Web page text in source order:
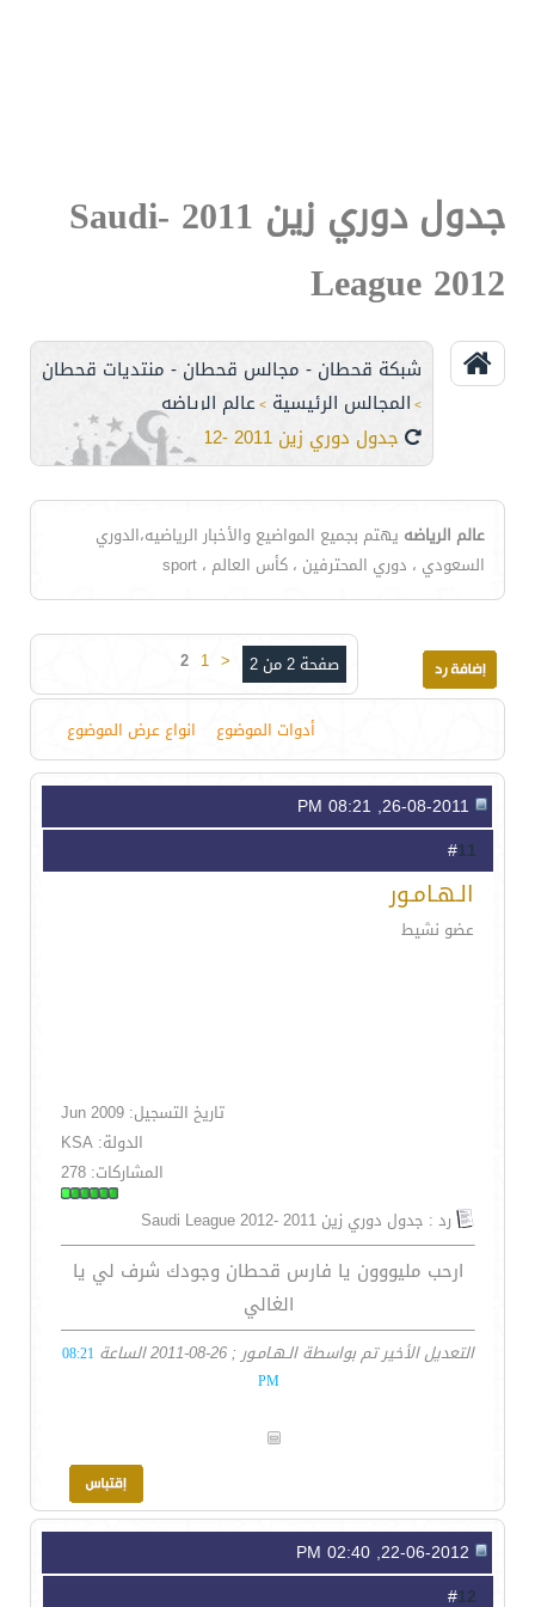
جدول دوري زين 2011 -Saudi
League 2012
شبكة قحطان - مجالس قحطان - منتديات قحطان
> المجالس الرئيسية > عالم الرياضه
جدول دوري زين 2011 -Saudi League 2012
عالم الرياضه يهتم بجميع المواضيع والأخبار الرياضيه،الدوري
السعودي ، دوري المحترفين ، كأس العالم ، sport
صفحة 2 من 2 <
1
2
أدوات الموضوع انواع عرض الموضوع
11
الـهـامـور
عضو نشيط
تاريخ التسجيل: Jun 2009
الدولة: KSA
المشاركات: 278
رد : جدول دوري زين 2011 -Saudi League 2012
ارحب مليووون يا فارس قحطان وجودك شرف لي يا
الغالي
التعديل الأخير تم بواسطة الـهـامـور ; 26-08-2011 الساعة
08:21
PM
12